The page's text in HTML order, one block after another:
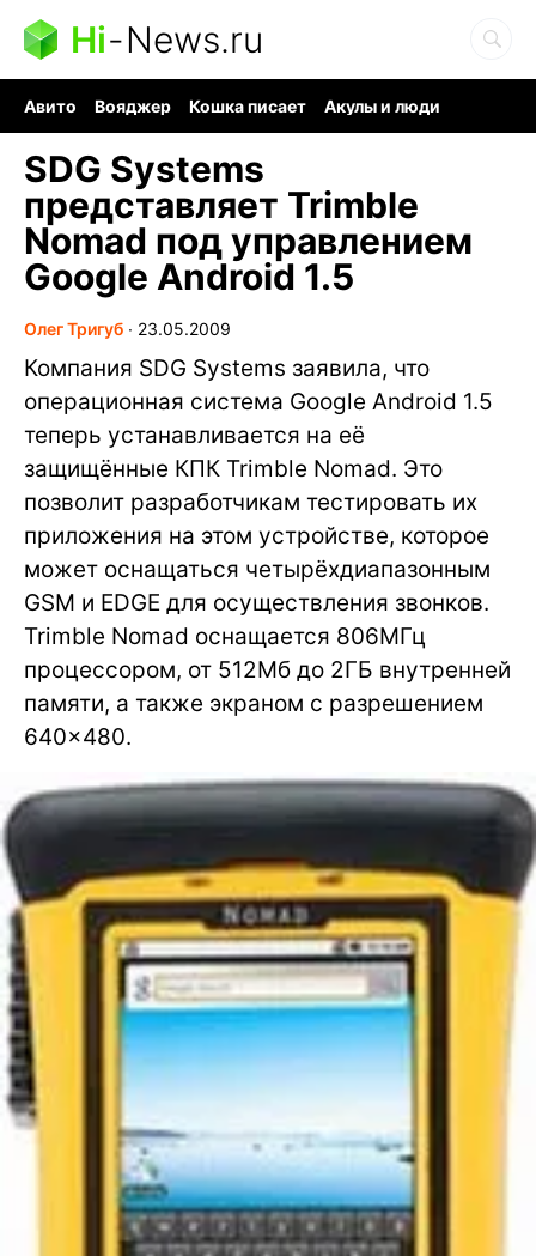
Hi-News.ru
Авито Вояджер Кошка писает
Акулы и люди
SDG Systems
представляет Trimble
Nomad под управлением
Google Android 1.5
Олег Тригуб ∙ 23.05.2009
Компания SDG Systems заявила, что
операционная система Google Android 1.5
теперь устанавливается на её
защищённые КПК Trimble Nomad. Это
позволит разработчикам тестировать их
приложения на этом устройстве, которое
может оснащаться четырёхдиапазонным
GSM и EDGE для осуществления звонков.
Trimble Nomad оснащается 806МГц
процессором, от 512Мб до 2ГБ внутренней
памяти, а также экраном с разрешением
640×480.